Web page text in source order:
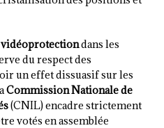
vidéoprotectiondans les
du respect des
un effet dissuasif sur les
Commission Nationale de
(CNIL) encadre strictement
votés en assemblée